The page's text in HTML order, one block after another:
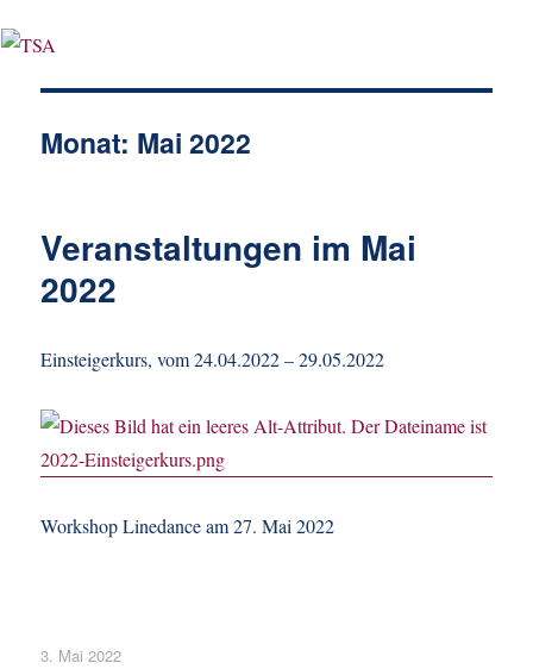
Monat: Mai 2022
Veranstaltungen im Mai
2022
Einsteigerkurs, vom 24.04.2022 – 29.05.2022
Workshop Linedance am 27. Mai 2022
Veröffentlicht
3. Mai 2022